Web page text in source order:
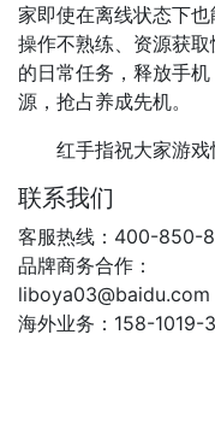
家即使在离线状态下
操作不熟练、资源获
的日常任务，释放手
源，抢占养成先机。
红手指祝大家游戏
联系我们
客服热线：400-850-
品牌商务合作：
liboya03@baidu.com
海外业务：158-1019-